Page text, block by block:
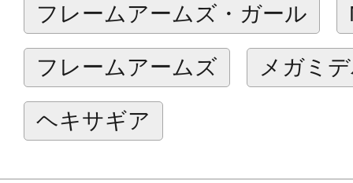
び顔」「マスク通常顔」「マスク叫
・兜、背部の旗印等をはじめとした
黒色、金色を基調としたカラーリン
・素顔状態とマスク状態が再現可能。
・素体状態と武装状態が再現可能。
フレームアームズ・ガール
フレームアームズ メガミ
ヘキサギア